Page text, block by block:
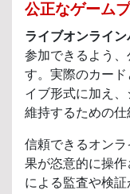
公正なゲーム
ライブオンライン
参加できるよう
す。実際のカー
イブ形式に加え
維持するための仕
信頼できるオン
果が恣意的に操
による監査や検